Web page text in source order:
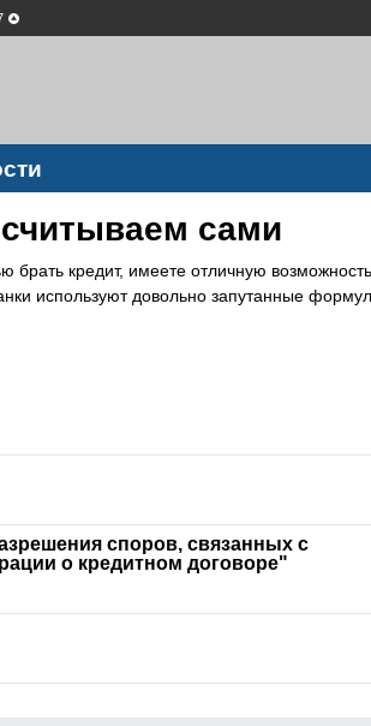
сами
брать кредит, имеете отличную возможность
используют довольно запутанные
споров, связанных с
о кредитном договоре"